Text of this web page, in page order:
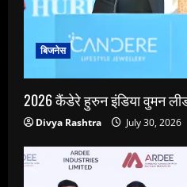
बिजनेस
2026 कैंडेरे हुरुन इंडिया वुमन
Divya Rashtra July 30, 2026